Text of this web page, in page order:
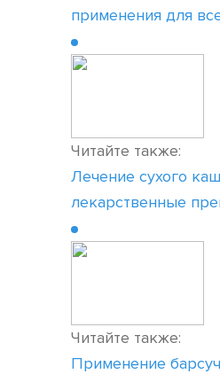
применения для
Читайте также:
Лечение сухого
лекарственные
Читайте также:
Применение